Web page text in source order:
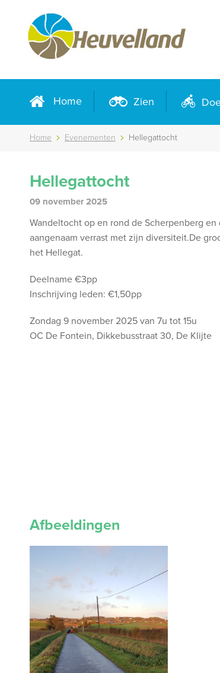
Home Zien
Home Evenementen Hellegattocht
Hellegattocht
09 november 2025
Wandeltocht op en rond de Scherpenberg
aangenaam verrast met zijn diversiteit.De
het Hellegat.
Deelname €3pp
Inschrijving leden: €1,50pp
Zondag 9 november 2025 van 7u tot 15u
OC De Fontein, Dikkebusstraat 30, De Klijte
Afbeeldingen